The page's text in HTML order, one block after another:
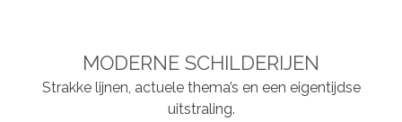
MODERNE SCHILDERIJEN
Strakke lijnen, actuele thema’s en een eigentijdse
uitstraling.